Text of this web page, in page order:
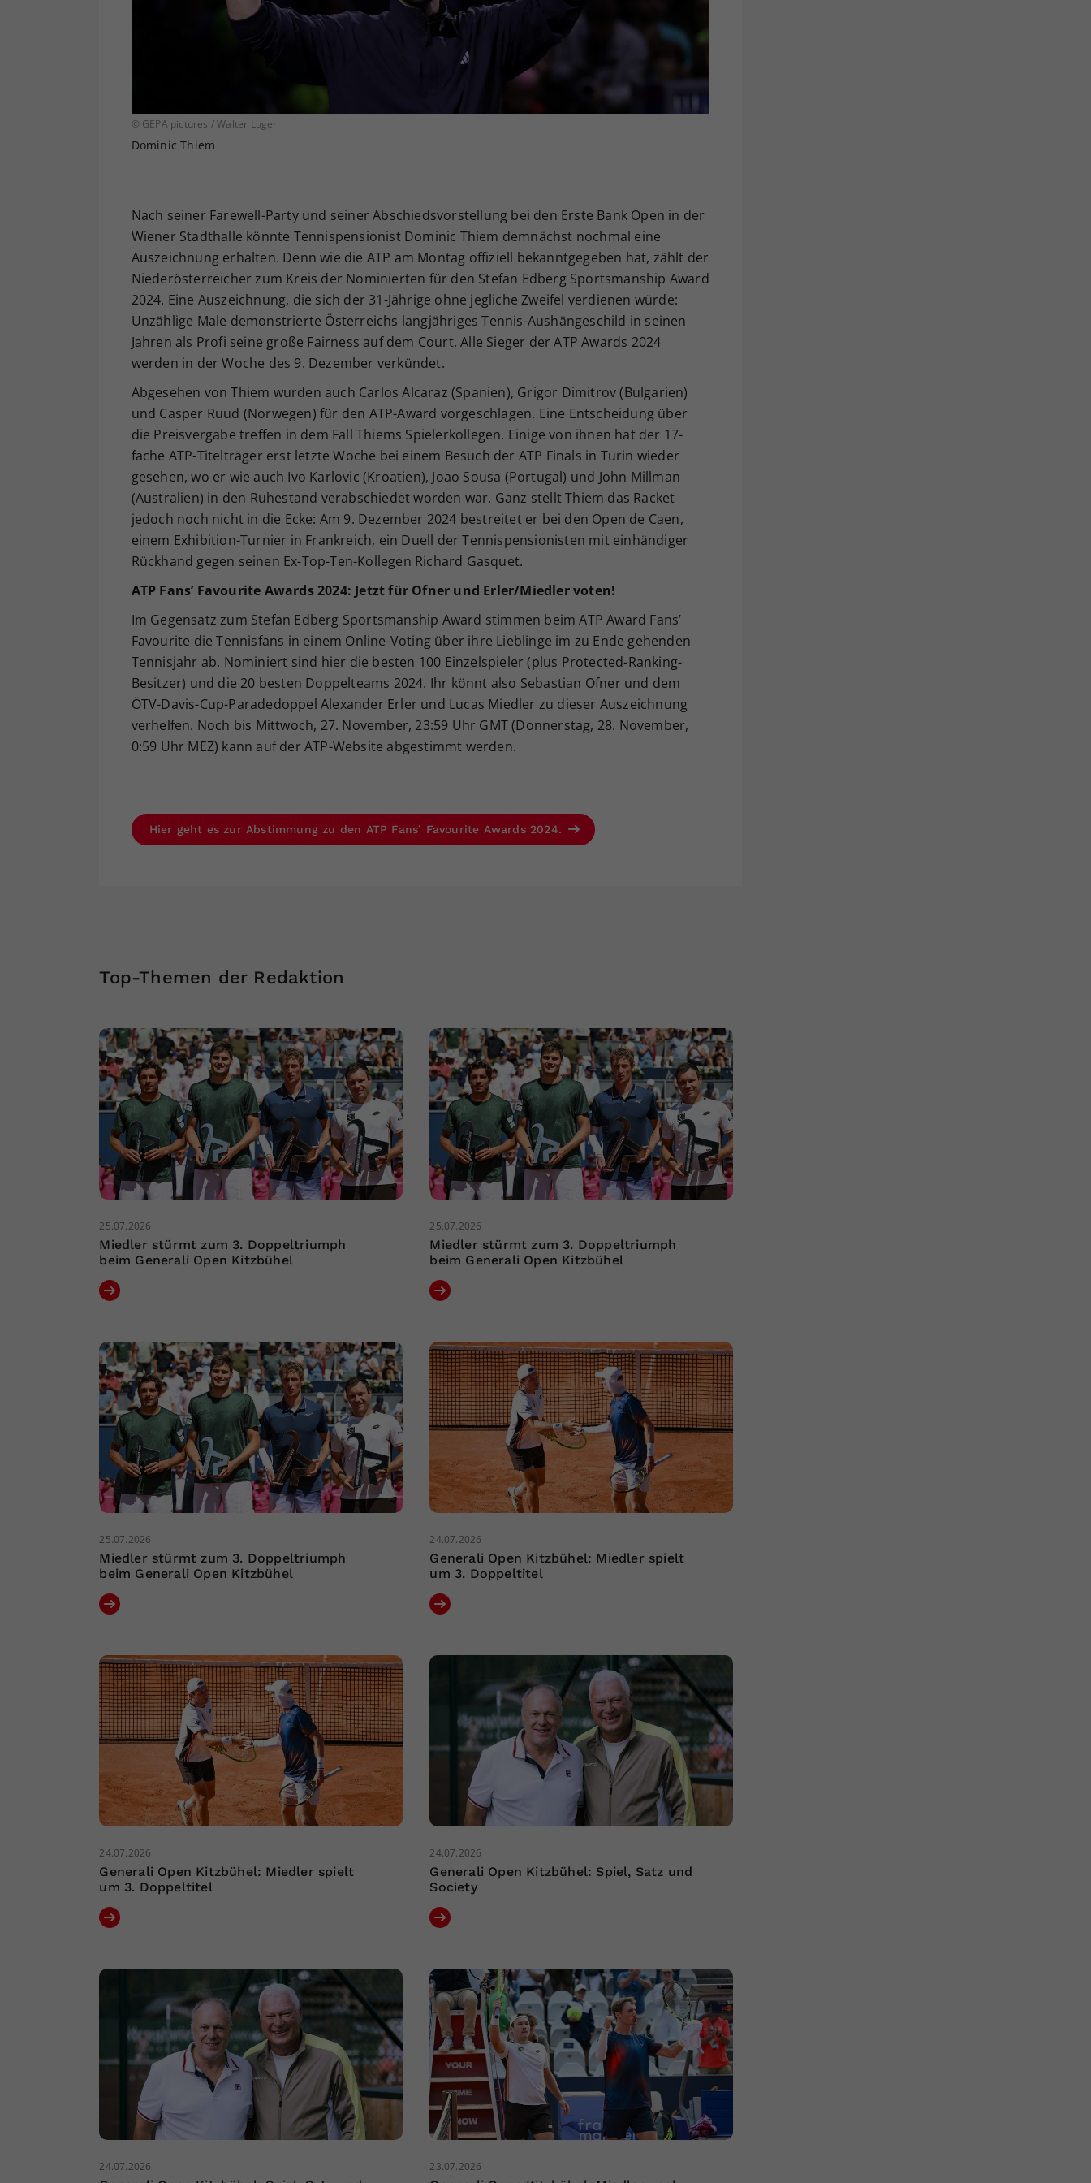
© GEPA pictures / Walter Luger
Dominic Thiem
Nach seiner Farewell-Party und seiner Abschiedsvorstellung bei den Erste Bank Open in der
Wiener Stadthalle könnte Tennispensionist Dominic Thiem demnächst nochmal eine
Auszeichnung erhalten. Denn wie die ATP am Montag offiziell bekanntgegeben hat, zählt der
Niederösterreicher zum Kreis der Nominierten für den Stefan Edberg Sportsmanship Award
2024. Eine Auszeichnung, die sich der 31-Jährige ohne jegliche Zweifel verdienen würde:
Unzählige Male demonstrierte Österreichs langjähriges Tennis-Aushängeschild in seinen
Jahren als Profi seine große Fairness auf dem Court. Alle Sieger der ATP Awards 2024
werden in der Woche des 9. Dezember verkündet.
Abgesehen von Thiem wurden auch Carlos Alcaraz (Spanien), Grigor Dimitrov (Bulgarien)
und Casper Ruud (Norwegen) für den ATP-Award vorgeschlagen. Eine Entscheidung über
die Preisvergabe treffen in dem Fall Thiems Spielerkollegen. Einige von ihnen hat der 17-
fache ATP-Titelträger erst letzte Woche bei einem Besuch der ATP Finals in Turin wieder
gesehen, wo er wie auch Ivo Karlovic (Kroatien), Joao Sousa (Portugal) und John Millman
(Australien) in den Ruhestand verabschiedet worden war. Ganz stellt Thiem das Racket
jedoch noch nicht in die Ecke: Am 9. Dezember 2024 bestreitet er bei den Open de Caen,
einem Exhibition-Turnier in Frankreich, ein Duell der Tennispensionisten mit einhändiger
Rückhand gegen seinen Ex-Top-Ten-Kollegen Richard Gasquet.
ATP Fans’ Favourite Awards 2024: Jetzt für Ofner und Erler/Miedler voten!
Im Gegensatz zum Stefan Edberg Sportsmanship Award stimmen beim ATP Award Fans’
Favourite die Tennisfans in einem Online-Voting über ihre Lieblinge im zu Ende gehenden
Tennisjahr ab. Nominiert sind hier die besten 100 Einzelspieler (plus Protected-Ranking-
Besitzer) und die 20 besten Doppelteams 2024. Ihr könnt also Sebastian Ofner und dem
ÖTV-Davis-Cup-Paradedoppel Alexander Erler und Lucas Miedler zu dieser Auszeichnung
verhelfen. Noch bis Mittwoch, 27. November, 23:59 Uhr GMT (Donnerstag, 28. November,
0:59 Uhr MEZ) kann auf der ATP-Website abgestimmt werden.
Hier geht es zur Abstimmung zu den ATP Fans’ Favourite Awards 2024.
Top-Themen der Redaktion
25.07.2026
Miedler stürmt zum 3. Doppeltriumph
beim Generali Open Kitzbühel
25.07.2026
Miedler stürmt zum 3. Doppeltriumph
beim Generali Open Kitzbühel
25.07.2026
Miedler stürmt zum 3. Doppeltriumph
beim Generali Open Kitzbühel
24.07.2026
Generali Open Kitzbühel: Miedler spielt
um 3. Doppeltitel
24.07.2026
Generali Open Kitzbühel: Miedler spielt
um 3. Doppeltitel
24.07.2026
Generali Open Kitzbühel: Spiel, Satz und
Society
24.07.2026 23.07.2026
Ihrer vorgenommen Einstellungen, falls der
Webseiten-Betreiber dies eingestellt hat.